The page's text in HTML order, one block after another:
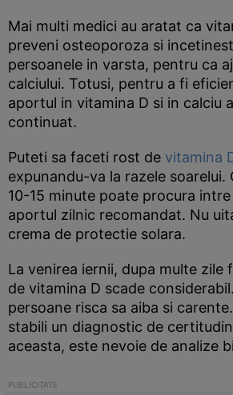
Mai multi medici au aratat ca
preveni osteoporoza si
persoanele in varsta, pentru ca
calciului. Totusi, pentru a fi
aportul in vitamina D si in calciu
continuat.
Puteti sa faceti rost de vitamina
expunandu-va la razele soarelui.
10-15 minute poate procura
aportul zilnic recomandat. Nu
crema de protectie solara.
La venirea iernii, dupa multe zile
de vitamina D scade
persoane risca sa aiba si
stabili un diagnostic de
aceasta, este nevoie de analize